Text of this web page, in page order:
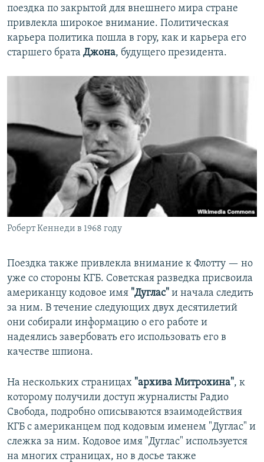
поездка по закрытой для внешнего мира стране
привлекла широкое внимание. Политическая
карьера политика пошла в гору, как и карьера его
старшего брата Джона, будущего президента.
Роберт Кеннеди в 1968 году
Поездка также привлекла внимание к Флотту — но
уже со стороны КГБ. Советская разведка присвоила
американцу кодовое имя "Дуглас" и начала следить
за ним. В течение следующих двух десятилетий
они собирали информацию о его работе и
надеялись завербовать его использовать его в
качестве шпиона.
На нескольких страницах "архива Митрохина", к
которому получили доступ журналисты Радио
Свобода, подробно описываются взаимодействия
КГБ с американцем под кодовым именем "Дуглас" и
слежка за ним. Кодовое имя "Дуглас" используется
на многих страницах, но в досье также